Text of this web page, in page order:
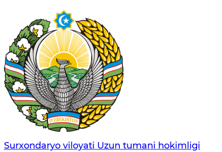
Surxondaryo viloyati Uzun tumani hokimligi